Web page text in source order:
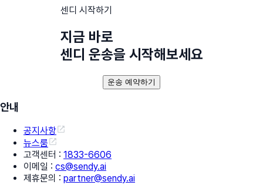
센디 시작하기
지금 바로
센디 운송을 시작해보세요
운송 예약하기
안내
공지사항
뉴스룸
고객센터 : 1833-6606
이메일 : cs@sendy.ai
제휴문의 : partner@sendy.ai